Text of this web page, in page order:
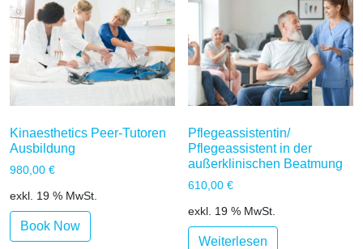
Kinaesthetics Peer-Tutoren
Ausbildung
980,00 €
exkl. 19 % MwSt.
Book Now
Pflegeassistentin/
Pflegeassistent in der
außerklinischen Beatmung
610,00€
exkl. 19 % MwSt.
Weiterlesen